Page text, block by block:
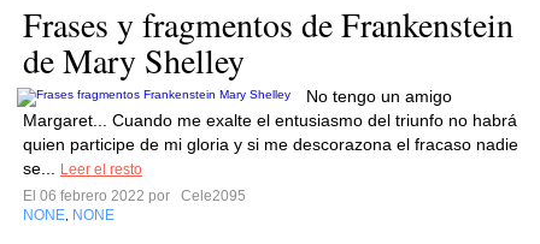
Frases y fragmentos de Frankenstein
de Mary Shelley
No tengo un amigo
Margaret... Cuando me exalte el entusiasmo del triunfo no habrá
quien participe de mi gloria y si me descorazona el fracaso nadie
se...
Leer el resto
El 06 febrero 2022 por
Cele2095
NONE NONE